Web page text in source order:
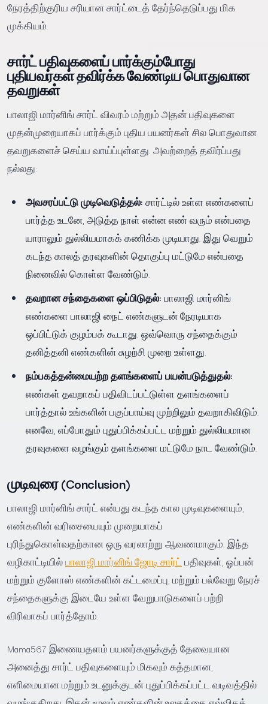
நேரத்திற்குரிய சரியான சார்ட்டைத் தேர்ந்தெடுப்பது மிக
முக்கியம்.
சார்ட் பதிவுகளைப் பார்க்கும்போது
புதியவர்கள் தவிர்க்க வேண்டிய பொதுவான
தவறுகள்
பாலாஜி மார்னிங் சார்ட் விவரம் மற்றும் அதன் பதிவுகளை
முதன்முறையாகப் பார்க்கும் புதிய பயனர்கள் சில பொதுவான
தவறுகளைச் செய்ய வாய்ப்புள்ளது. அவற்றைத் தவிர்ப்பது
நல்லது:
அவசரப்பட்டு முடிவெடுத்தல்: சார்ட்டில் உள்ள எண்களைப்
பார்த்த உடனே, அடுத்த நாள் என்ன எண் வரும் என்பதை
யாராலும் துல்லியமாகக் கணிக்க முடியாது. இது வெறும்
கடந்த காலத் தரவுகளின் தொகுப்பு மட்டுமே என்பதை
நினைவில் கொள்ள வேண்டும்.
தவறான சந்தைகளை ஒப்பிடுதல்: பாலாஜி மார்னிங்
எண்களை பாலாஜி நைட் எண்களுடன் நேரடியாக
ஒப்பிட்டுக் குழம்பக் கூடாது. ஒவ்வொரு சந்தைக்கும்
தனித்தனி எண்களின் சுழற்சி முறை உள்ளது.
நம்பகத்தன்மையற்ற தளங்களைப் பயன்படுத்துதல்:
எண்கள் தவறாகப் பதிவிடப்பட்டுள்ள தளங்களைப்
பார்த்தால் உங்களின் பகுப்பாய்வு முற்றிலும் தவறாகிவிடும்.
எனவே, எப்போதும் புதுப்பிக்கப்பட்ட மற்றும் துல்லியமான
தரவுகளை வழங்கும் தளங்களை மட்டுமே நாட வேண்டும்.
முடிவுரை (Conclusion)
பாலாஜி மார்னிங் சார்ட் என்பது கடந்த கால முடிவுகளையும்,
எண்களின் வரிசையையும் முறையாகப்
புரிந்துகொள்வதற்கான ஒரு வரலாற்று ஆவணமாகும். இந்த
வழிகாட்டியில்பாலாஜி மார்னிங் ஜோடி சார்ட் பதிவுகள், ஓப்பன்
மற்றும் குளோஸ் எண்களின் கட்டமைப்பு, மற்றும் பல்வேறு நேரச்
சந்தைகளுக்கு இடையே உள்ள வேறுபாடுகளைப் பற்றி
விரிவாகப் பார்த்தோம்.
Mama567 இணையதளம் பயனர்களுக்குத் தேவையான
அனைத்து சார்ட் பதிவுகளையும் மிகவும் சுத்தமான,
எளிமையான மற்றும் உடனுக்குடன் புதுப்பிக்கப்பட்ட வடிவத்தில்